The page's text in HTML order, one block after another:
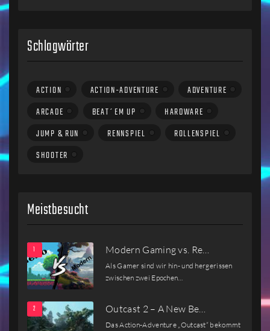
Schlagwörter
ACTION ACTION-ADVENTURE
ADVENTURE
ARCADE
BEAT´EM UP
HARDWARE
JUMP & RUN
RENNSPIEL
ROLLENSPIEL
SHOOTER
Meistbesucht
Modern Gaming vs. Re…
Als Gamer sind wir hin- und hergerissen
zwischen zwei Epochen…
Outcast 2 – A New Be…
Das Action-Adventure „Outcast“ bekommt